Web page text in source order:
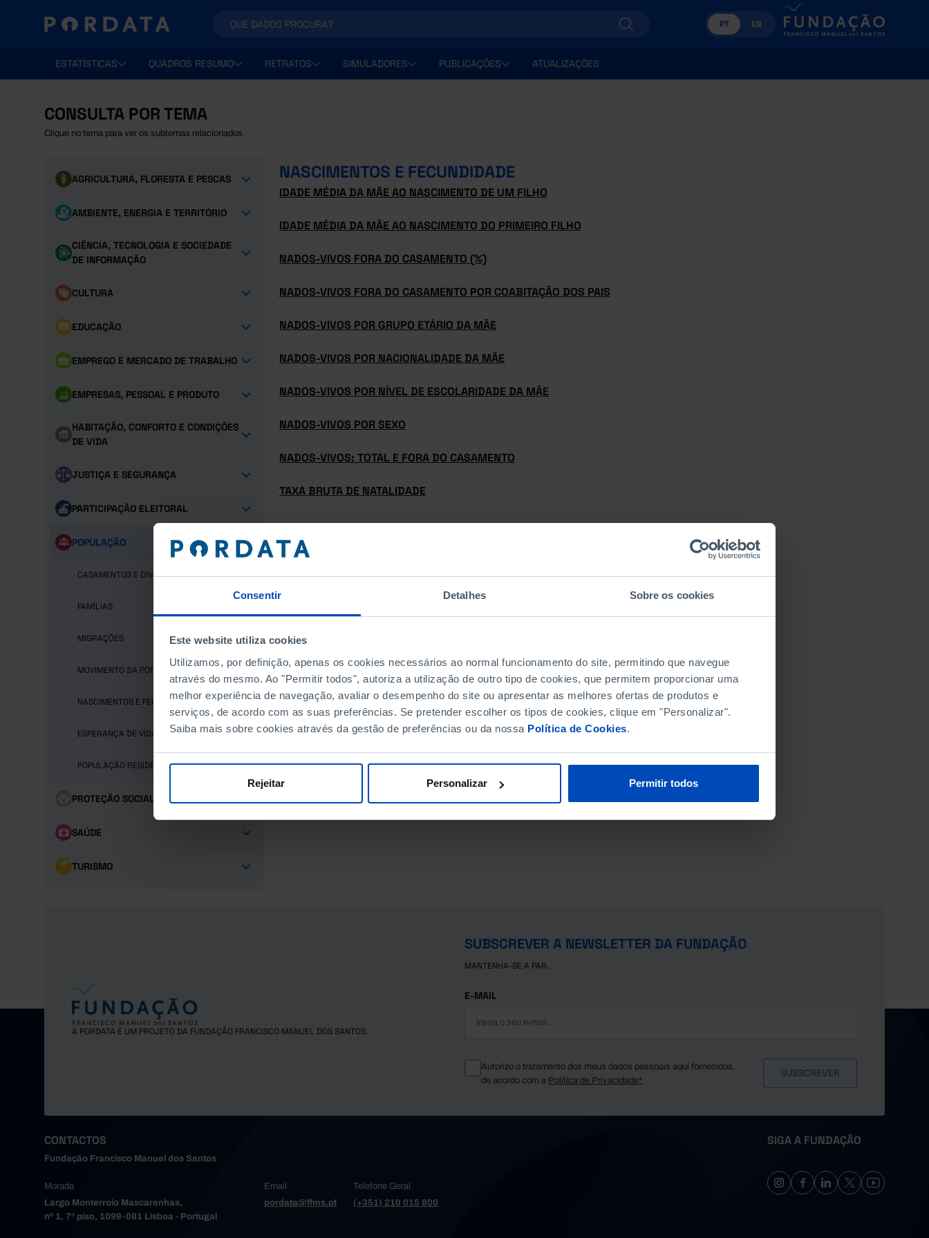
Consentir Detalhes Sobre os cookies
Este website utiliza cookies
Utilizamos, por definição, apenas os cookies necessários ao normal funcionamento do site, permitindo que navegue
através do mesmo. Ao "Permitir todos", autoriza a utilização de outro tipo de cookies, que permitem proporcionar uma
melhor experiência de navegação, avaliar o desempenho do site ou apresentar as melhores ofertas de produtos e
serviços, de acordo com as suas preferências. Se pretender escolher os tipos de cookies, clique em "Personalizar".
Saiba mais sobre cookies através da gestão de preferências ou da nossa Política de Cookies.
Rejeitar Personalizar Permitir todos
PT EN
ESTATÍSTICAS QUADROS RESUMO RETRATOS SIMULADORES PUBLICAÇÕES ATUALIZAÇÕES
CONSULTA POR TEMA
Clique no tema para ver os subtemas relacionados.
AGRICULTURA, FLORESTA E PESCAS
AMBIENTE, ENERGIA E TERRITÓRIO
CIÊNCIA, TECNOLOGIA E SOCIEDADE
DE INFORMAÇÃO
CULTURA
EDUCAÇÃO
EMPREGO E MERCADO DE TRABALHO
EMPRESAS, PESSOAL E PRODUTO
HABITAÇÃO, CONFORTO E CONDIÇÕES
DE VIDA
JUSTIÇA E SEGURANÇA
PARTICIPAÇÃO ELEITORAL
POPULAÇÃO
CASAMENTOS E DIVÓRCIOS
FAMÍLIAS
MIGRAÇÕES
MOVIMENTO DA POPULAÇÃO
NASCIMENTOS E FECUNDIDADE
ESPERANÇA DE VIDA E MORTES
POPULAÇÃO RESIDENTE
PROTEÇÃO SOCIAL
SAÚDE
TURISMO
NASCIMENTOS E FECUNDIDADE
IDADE MÉDIA DA MÃE AO NASCIMENTO DE UM FILHO
IDADE MÉDIA DA MÃE AO NASCIMENTO DO PRIMEIRO FILHO
NADOS-VIVOS FORA DO CASAMENTO (%)
NADOS-VIVOS FORA DO CASAMENTO POR COABITAÇÃO DOS PAIS
NADOS-VIVOS POR GRUPO ETÁRIO DA MÃE
NADOS-VIVOS POR NACIONALIDADE DA MÃE
NADOS-VIVOS POR NÍVEL DE ESCOLARIDADE DA MÃE
NADOS-VIVOS POR SEXO
NADOS-VIVOS: TOTAL E FORA DO CASAMENTO
TAXA BRUTA DE NATALIDADE
A PORDATA É UM PROJETO DA FUNDAÇÃO FRANCISCO MANUEL DOS SANTOS.
SUBSCREVER A NEWSLETTER DA FUNDAÇÃO
MANTENHA-SE A PAR.
E-MAIL
Autorizo o tratamento dos meus dados pessoais aqui fornecidos,
de acordo com a Política de Privacidade*
CONTACTOS
Fundação Francisco Manuel dos Santos
Morada
Largo Monterroio Mascarenhas,
nº 1, 7º piso, 1099-081 Lisboa - Portugal
Email
pordata@ffms.pt
Telefone Geral
(+351) 210 015 800
SIGA A FUNDAÇÃO